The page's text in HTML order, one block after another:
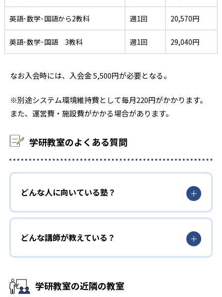
英語･数学･国語から2教科 週1回 20,570円
英語･数学･国語 3教科 週1回 29,040円
なお入会時には、入会金 5,500円が必要となる。
※別途システム環境維持費として毎月220円がかかります。
また、運営費・施設費がかかる場合があります。
学研教室のよくある質問
どんな人に向いている塾？
どんな講師が教えている？
学研教室の近隣の教室